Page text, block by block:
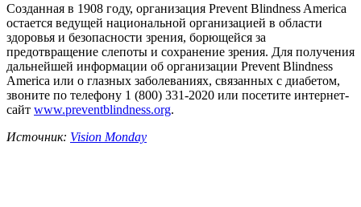
Созданная в 1908 году, организация Prevent Blindness America
остается ведущей национальной организацией в области
здоровья и безопасности зрения, борющейся за
предотвращение слепоты и сохранение зрения. Для получения
дальнейшей информации об организации Prevent Blindness
America или о глазных заболеваниях, связанных с диабетом,
звоните по телефону 1 (800) 331-2020 или посетите интернет-
сайт www.preventblindness.org.
Источник: Vision Monday